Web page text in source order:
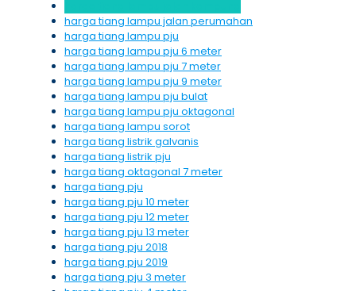
harga tiang lampu jalan perumahan
harga tiang lampu pju
harga tiang lampu pju 6 meter
harga tiang lampu pju 7 meter
harga tiang lampu pju 9 meter
harga tiang lampu pju bulat
harga tiang lampu pju oktagonal
harga tiang lampu sorot
harga tiang listrik galvanis
harga tiang listrik pju
harga tiang oktagonal 7 meter
harga tiang pju
harga tiang pju 10 meter
harga tiang pju 12 meter
harga tiang pju 13 meter
harga tiang pju 2018
harga tiang pju 2019
harga tiang pju 3 meter